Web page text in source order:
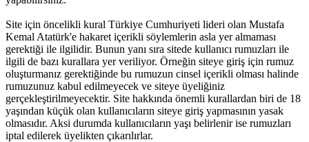
Site için öncelikli kural Türkiye Cumhuriyeti lideri olan Mustafa
Kemal Atatürk'e hakaret içerikli söylemlerin asla yer almaması
gerektiği ile ilgilidir. Bunun yanı sıra sitede kullanıcı rumuzları ile
ilgili de bazı kurallara yer veriliyor. Örneğin siteye giriş için rumuz
oluşturmanız gerektiğinde bu rumuzun cinsel içerikli olması halinde
rumuzunuz kabul edilmeyecek ve siteye üyeliğiniz
gerçekleştirilmeyecektir. Site hakkında önemli kurallardan biri de 18
yaşından küçük olan kullanıcıların siteye giriş yapmasının yasak
olmasıdır. Aksi durumda kullanıcıların yaşı belirlenir ise rumuzları
iptal edilerek üyelikten çıkarılırlar.